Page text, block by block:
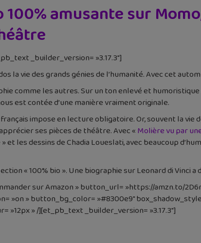
amusante sur
_builder_version= »3.17.3″]
la vie des grands génies de l’humanité. Avec cet
comme les autres. Sur un ton enlevé et
est contée d’une manière vraiment originale.
impose en lecture obligatoire. Or, souvent la vie
ses pièces de théâtre. Avec «Molière vu par
les dessins de Chadia Loueslati, avec beaucoup
« 100% bio ». Une biographie sur Leonard di Vinci a
sur Amazon » button_url= »https://amzn.to/
» button_bg_color= »#8300e9″
»12px » /][et_pb_text _builder_version= »3.17.3″]